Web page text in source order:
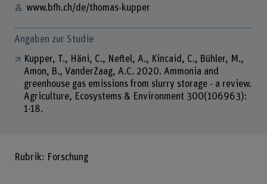
www.bfh.ch/de/thomas-kupper
Angaben zur Studie
Kupper, T., Häni, C., Neftel, A., Kincaid, C., Bühler, M.,
Amon, B., VanderZaag, A.C. 2020. Ammonia and
greenhouse gas emissions from slurry storage - a review.
Agriculture, Ecosystems & Environment 300(106963):
1-18.
Rubrik: Forschung